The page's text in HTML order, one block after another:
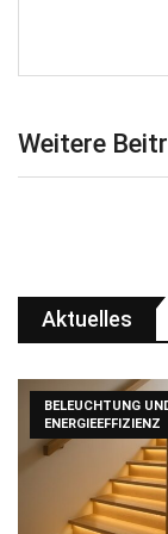
Weitere
Aktuelles
BELEUCHTUNG
ENERGIEEFFIZIENZ